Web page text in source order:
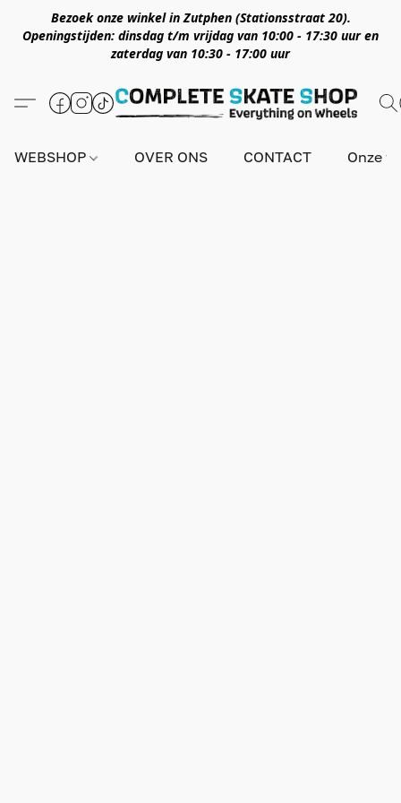
Bezoek onze winkel in Zutphen (Stationsstraat 20).
Openingstijden: dinsdag t/m vrijdag van 10:00 - 17:30 uur en
zaterdag van 10:30 - 17:00 uur
WEBSHOP OVER ONS CONTACT Onze